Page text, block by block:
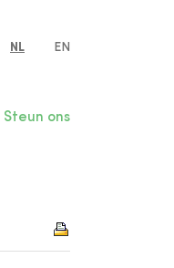
NL EN
Steun ons